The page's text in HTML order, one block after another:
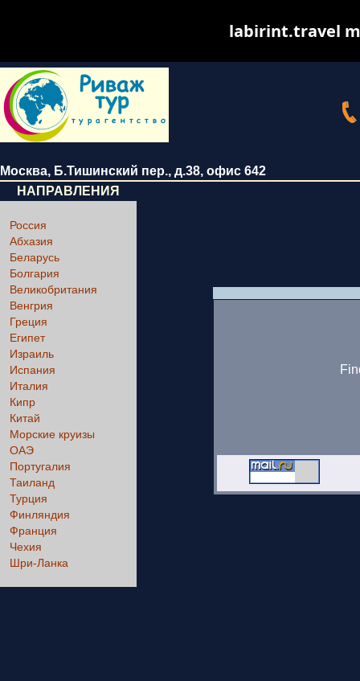
Москва, Б.Тишинский пер., д.38, офис 642
НАПРАВЛЕНИЯ
Россия
Абхазия
Беларусь
Болгария
Великобритания
Венгрия
Греция
Египет
Израиль
Испания
Италия
Кипр
Китай
Морские круизы
ОАЭ
Португалия
Таиланд
Турция
Финляндия
Франция
Чехия
Шри-Ланка
labirint.travel